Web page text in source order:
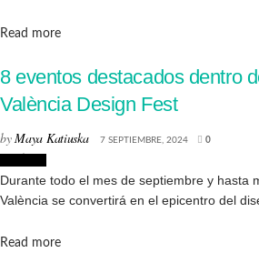
Read moreDetails
8 eventos destacados dentro
València Design Fest
byMaya Katiuska 7 SEPTIEMBRE, 2024 0
Durante todo el mes de septiembre y hasta
València se convertirá en el epicentro del
Read moreDetails